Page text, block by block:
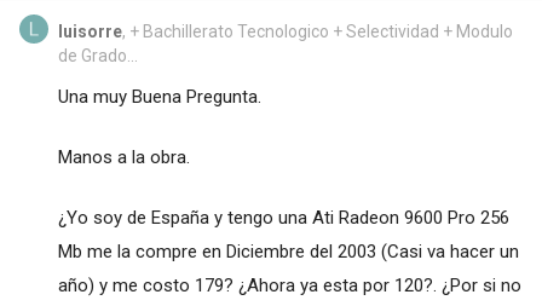
luisorre, + Bachillerato Tecnologico + Selectividad + Modulo
de Grado...
Una muy Buena Pregunta.
Manos a la obra.
¿Yo soy de España y tengo una Ati Radeon 9600 Pro 256
Mb me la compre en Diciembre del 2003 (Casi va hacer un
año) y me costo 179? ¿Ahora ya esta por 120?. ¿Por si no